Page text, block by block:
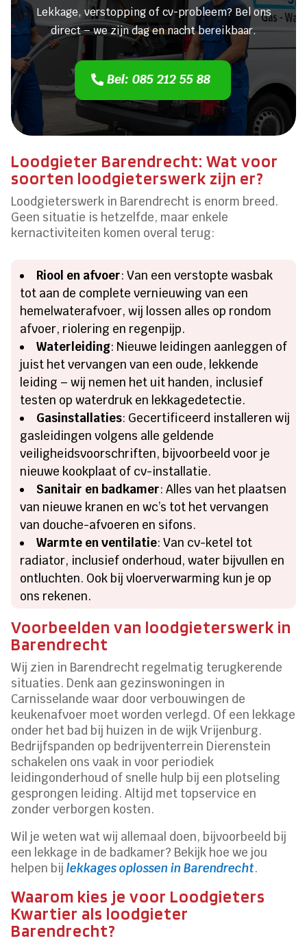
Lekkage, verstopping of cv-probleem? Bel ons
direct – we zijn dag en nacht bereikbaar.
Bel: 085 212 55 88
Loodgieter Barendrecht: Wat voor
soorten loodgieterswerk zijn er?
Loodgieterswerk in Barendrecht is enorm breed.
Geen situatie is hetzelfde, maar enkele
kernactiviteiten komen overal terug:
Riool en afvoer: Van een verstopte wasbak
tot aan de complete vernieuwing van een
hemelwaterafvoer, wij lossen alles op rondom
afvoer, riolering en regenpijp.
Waterleiding: Nieuwe leidingen aanleggen of
juist het vervangen van een oude, lekkende
leiding – wij nemen het uit handen, inclusief
testen op waterdruk en lekkagedetectie.
Gasinstallaties: Gecertificeerd installeren wij
gasleidingen volgens alle geldende
veiligheidsvoorschriften, bijvoorbeeld voor je
nieuwe kookplaat of cv-installatie.
Sanitair en badkamer: Alles van het plaatsen
van nieuwe kranen en wc’s tot het vervangen
van douche-afvoeren en sifons.
Warmte en ventilatie: Van cv-ketel tot
radiator, inclusief onderhoud, water bijvullen en
ontluchten. Ook bij vloerverwarming kun je op
ons rekenen.
Voorbeelden van loodgieterswerk in
Barendrecht
Wij zien in Barendrecht regelmatig terugkerende
situaties. Denk aan gezinswoningen in
Carnisselande waar door verbouwingen de
keukenafvoer moet worden verlegd. Of een lekkage
onder het bad bij huizen in de wijk Vrijenburg.
Bedrijfspanden op bedrijventerrein Dierenstein
schakelen ons vaak in voor periodiek
leidingonderhoud of snelle hulp bij een plotseling
gesprongen leiding. Altijd met topservice en
zonder verborgen kosten.
Wil je weten wat wij allemaal doen, bijvoorbeeld bij
een lekkage in de badkamer? Bekijk hoe we jou
helpen bijlekkages oplossen in Barendrecht.
Waarom kies je voor Loodgieters
Kwartier als loodgieter
Barendrecht?